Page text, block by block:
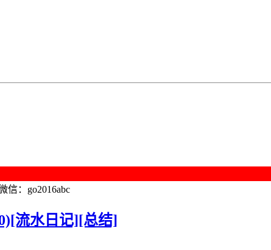
信：go2016abc
流水日记][总结]